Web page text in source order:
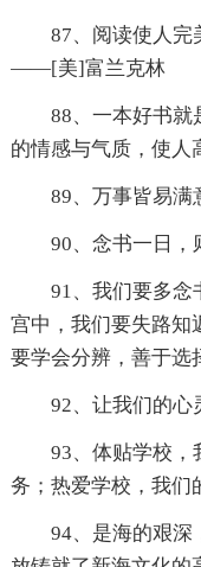
87、阅读使人完
——[美]富兰克林
88、一本好书就
的情感与气质，使人
89、万事皆易满
90、念书一日，
91、我们要多念
宫中，我们要失路知
要学会分辨，善于选
92、让我们的心
93、体贴学校，
务；热爱学校，我们
94、是海的艰深